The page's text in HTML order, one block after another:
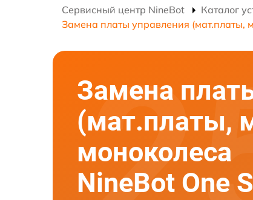
Сервисный центр NineBot Каталог
Замена платы управления (мат.платы,
Замена
(мат.платы,
моноколеса
NineBot One